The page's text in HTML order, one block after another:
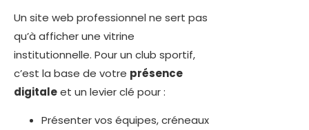
Un site web professionnel ne sert pas
qu’à afficher une vitrine
institutionnelle. Pour un club sportif,
c’est la base de votre présence
digitaleet un levier clé pour :
Présenter vos équipes, créneaux